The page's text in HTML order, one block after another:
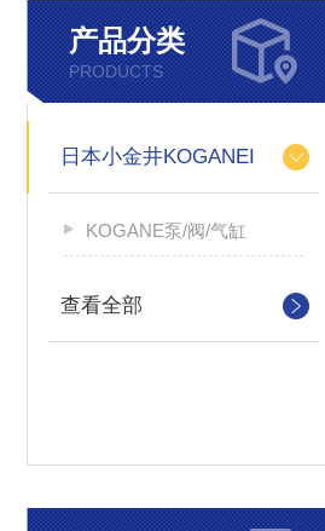
产品分类
PRODUCTS
日本小金井KOGANEI
KOGANE泵/阀/气缸
查看全部